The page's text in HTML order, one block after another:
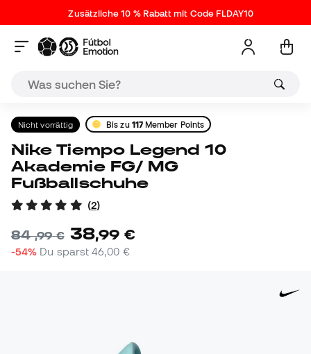
Zusätzliche 10 % Rabatt mit Code FLDAY10
Nicht vorrättig Bis zu 117Member Points
Nike Tiempo Legend 10
Akademie FG/ MG
Fußballschuhe
(2)
84,99 € 38,99 €
-54% Du sparst46,00 €